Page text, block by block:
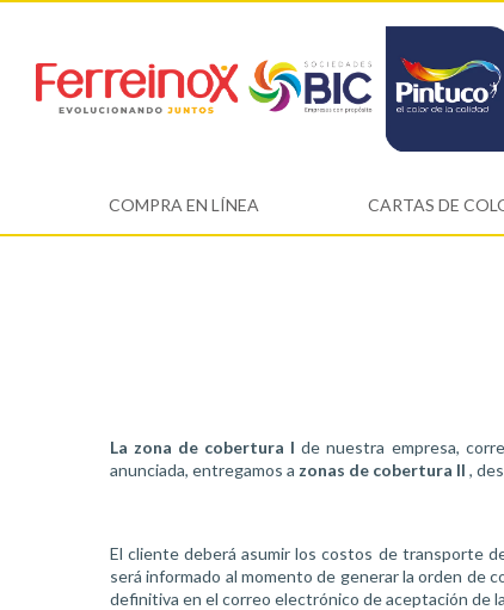
COMPRA EN LÍNEA CARTAS DE
La zona de cobertura I de nuestra empresa,
anunciada, entregamos a zonas de cobertura II ,
El cliente deberá asumir los costos de transporte
será informado al momento de generar la orden de
definitiva en el correo electrónico de aceptación